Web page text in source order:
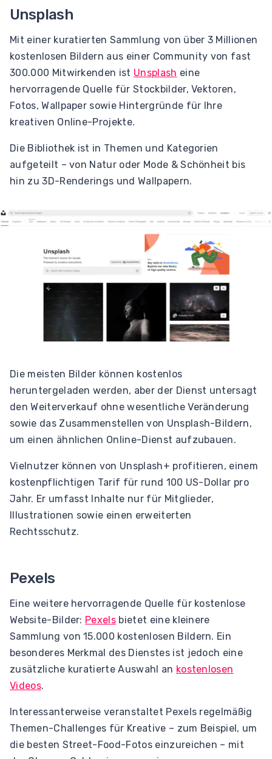
Unsplash
Mit einer kuratierten Sammlung von über 3 Millionen
kostenlosen Bildern aus einer Community von fast
300.000 Mitwirkenden ist Unsplash eine
hervorragende Quelle für Stockbilder, Vektoren,
Fotos, Wallpaper sowie Hintergründe für Ihre
kreativen Online-Projekte.
Die Bibliothek ist in Themen und Kategorien
aufgeteilt – von Natur oder Mode & Schönheit bis
hin zu 3D-Renderings und Wallpapern.
Die meisten Bilder können kostenlos
heruntergeladen werden, aber der Dienst untersagt
den Weiterverkauf ohne wesentliche Veränderung
sowie das Zusammenstellen von Unsplash-Bildern,
um einen ähnlichen Online-Dienst aufzubauen.
Vielnutzer können von Unsplash+ profitieren, einem
kostenpflichtigen Tarif für rund 100 US-Dollar pro
Jahr. Er umfasst Inhalte nur für Mitglieder,
Illustrationen sowie einen erweiterten
Rechtsschutz.
Pexels
Eine weitere hervorragende Quelle für kostenlose
Website-Bilder: Pexels bietet eine kleinere
Sammlung von 15.000 kostenlosen Bildern. Ein
besonderes Merkmal des Dienstes ist jedoch eine
zusätzliche kuratierte Auswahl an kostenlosen
Videos.
Interessanterweise veranstaltet Pexels regelmäßig
Themen-Challenges für Kreative – zum Beispiel, um
die besten Street-Food-Fotos einzureichen – mit